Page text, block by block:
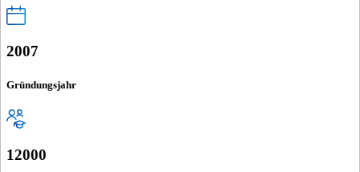
2007
Gründungsjahr
12000